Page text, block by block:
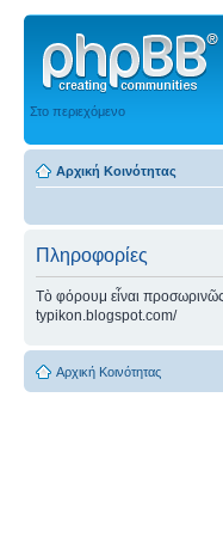
Στο περιεχόμενο
Αρχική Κοινότητας
Πληροφορίες
Τὸ φόρουμ εἶναι
typikon.blogspot.com/
Αρχική Κοινότητας